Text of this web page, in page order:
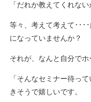
「だれか教えてくれない
等々、考えて考えて･･･
になっていませんか？
それが、なんと自分で
「そんなセミナー待っ
きそうで嬉しいです。